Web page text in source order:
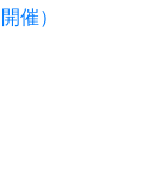
催）